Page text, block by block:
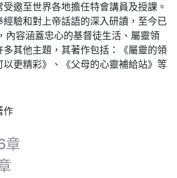
邀至世界各地擔任特會講員及授課。
驗和對上帝話語的深入研讀，至今已
內容涵蓋忠心的基督徒生活、屬靈領
其他主題，其著作包括：《屬靈的領
更精彩》、《父母的心靈補給站》等
作
章